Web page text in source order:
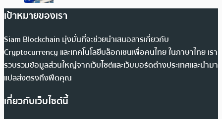
เป้าหมายของเรา
Siam Blockchain มุ่งมั่นที่จะช่วยนำเสนอสารเกี่ยวกับ
Cryptocurrency และเทคโนโลยีบล็อกเชนเพื่อคนไทย ในภาษาไทย เรา
รวบรวมข้อมูลส่วนใหญ่จากเว็บไซต์และเว็บบอร์ดต่างประเทศและนำมา
แปลส่งตรงถึงฟีดคุณ
เกี่ยวกับเว็บไซต์นี้